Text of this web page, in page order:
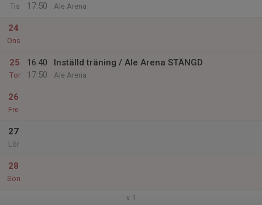
Tis
17:50
Ale Arena
24
Ons
25
Tor
16:40
17:50
Inställd träning / Ale Arena STÄNGD
Ale Arena
26
Fre
27
Lör
28
Sön
v.1